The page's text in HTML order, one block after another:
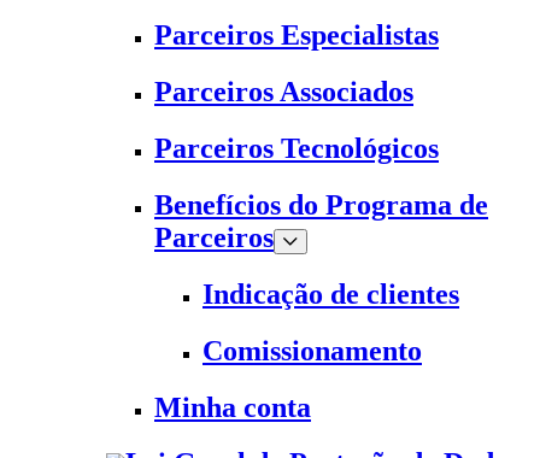
Parceiros Especialistas
Parceiros Associados
Parceiros Tecnológicos
Benefícios do Programa de
Parceiros
Indicação de clientes
Comissionamento
Minha conta